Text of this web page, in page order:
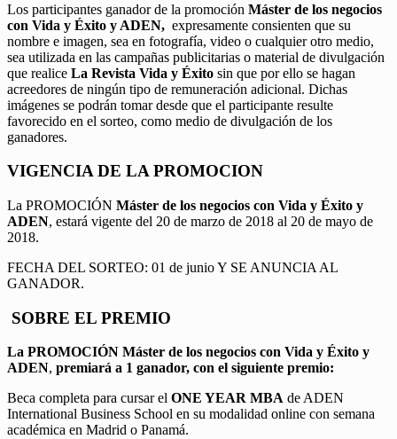
Los participantes ganador de la promoción Máster de los negocios
con Vida y Éxito y ADEN, expresamente consienten que su
nombre e imagen, sea en fotografía, video o cualquier otro medio,
sea utilizada en las campañas publicitarias o material de divulgación
que realice La Revista Vida y Éxito sin que por ello se hagan
acreedores de ningún tipo de remuneración adicional. Dichas
imágenes se podrán tomar desde que el participante resulte
favorecido en el sorteo, como medio de divulgación de los
ganadores.
VIGENCIA DE LA PROMOCION
La PROMOCIÓN Máster de los negocios con Vida y Éxito y
ADEN, estará vigente del 20 de marzo de 2018 al 20 de mayo de
2018.
FECHA DEL SORTEO: 01 de junio Y SE ANUNCIA AL
GANADOR.
SOBRE EL PREMIO
La PROMOCIÓN Máster de los negocios con Vida y Éxito y
ADEN, premiará a 1 ganador, con el siguiente premio:
Beca completa para cursar el ONE YEAR MBA de ADEN
International Business School en su modalidad online con semana
académica en Madrid o Panamá.